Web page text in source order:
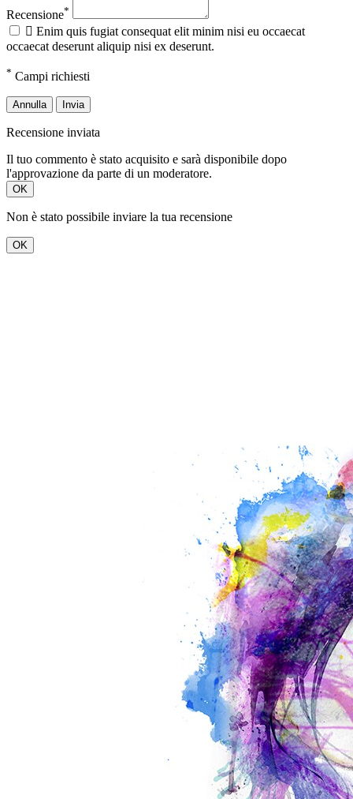
Recensione*
 Enim quis fugiat consequat elit minim nisi eu occaecat
occaecat deserunt aliquip nisi ex deserunt.
* Campi richiesti
Annulla Invia
Recensione inviata
Il tuo commento è stato acquisito e sarà disponibile dopo
l'approvazione da parte di un moderatore.
OK
Non è stato possibile inviare la tua recensione
OK